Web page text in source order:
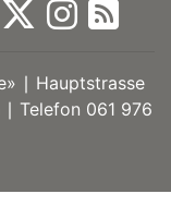
∣ Hauptstrasse
Telefon 061 976